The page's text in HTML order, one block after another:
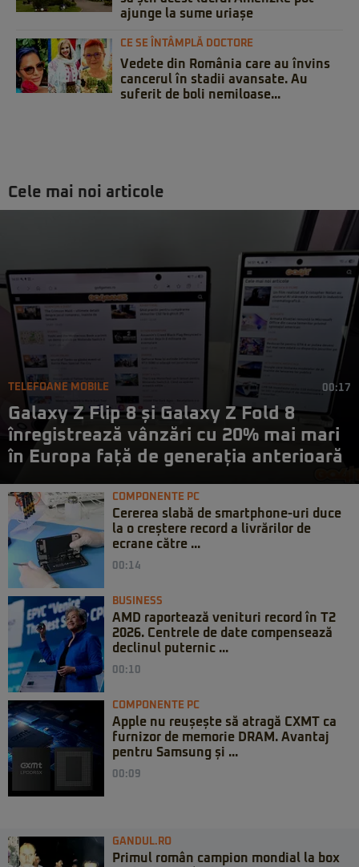
ajunge la sume uriașe
CE SE ÎNTÂMPLĂ DOCTORE
Vedete din România care au învins
cancerul în stadii avansate. Au
suferit de boli nemiloase...
Cele mai noi articole
TELEFOANE MOBILE 00:17
Galaxy Z Flip 8 și Galaxy Z Fold 8
înregistrează vânzări cu 20% mai mari
în Europa față de generația anterioară
COMPONENTE PC
Cererea slabă de smartphone-uri duce
la o creștere record a livrărilor de
ecrane către ...
00:14
BUSINESS
AMD raportează venituri record în T2
2026. Centrele de date compensează
declinul puternic ...
00:10
COMPONENTE PC
Apple nu reușește să atragă CXMT ca
furnizor de memorie DRAM. Avantaj
pentru Samsung și ...
00:09
GANDUL.RO
Primul român campion mondial la box